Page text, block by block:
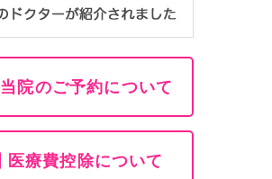
当院のご予約について
医療費控除について